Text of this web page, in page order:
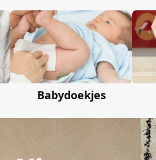
Babydoekjes